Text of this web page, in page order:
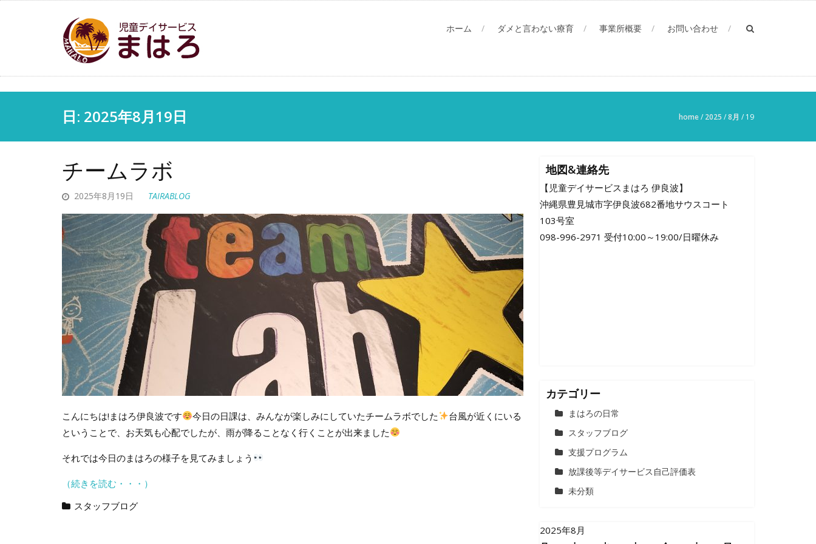
ホーム ダメと言わない療育 事業所概要 お問い合わせ
日: 2025年8月19日 home/ 2025 /8月 / 19
チームラボ
2025年8月19日 TAIRABLOG
こんにちは!まはろ伊良波です 今日の日課は、みんなが楽しみにしていたチームラボでした
台風が近くにいる
ということで、お天気も心配でしたが、雨が降ることなく行くことが出来ました
それでは今日のまはろの様子を見てみましょう
（続きを読む・・・）
スタッフブログ
地図&連絡先
【児童デイサービスまはろ 伊良波】
沖縄県豊見城市字伊良波682番地サウスコート
103号室
098-996-2971 受付10:00～19:00/日曜休み
カテゴリー
まはろの日常
スタッフブログ
支援プログラム
放課後等デイサービス自己評価表
未分類
2025年8月